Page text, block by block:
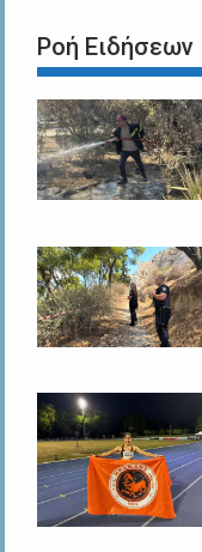
Ροή Ειδήσεων